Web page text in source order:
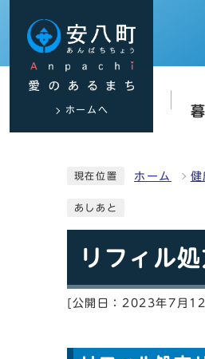
ホームへ
現在位置 ホーム 健
あしあと
リフィル
[公開日：2023年7月12